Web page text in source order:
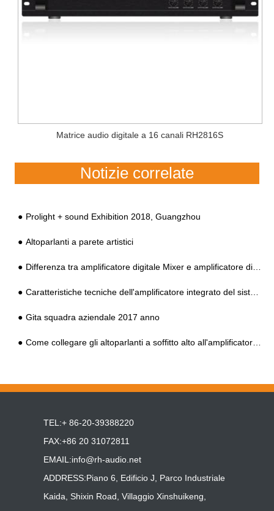
Matrice audio digitale a 16 canali RH2816S
Notizie correlate
Prolight + sound Exhibition 2018, Guangzhou
Altoparlanti a parete artistici
Differenza tra amplificatore digitale Mixer e amplificatore di indirizzo pubblico digitale
Caratteristiche tecniche dell'amplificatore integrato del sistema HIFI PA
Gita squadra aziendale 2017 anno
Come collegare gli altoparlanti a soffitto alto all'amplificatore integrato del sistema PA?
TEL:+ 86-20-39388220
FAX:+86 20 31072811
EMAIL:info@rh-audio.net
ADDRESS:Piano 6, Edificio J, Parco Industriale
Kaida, Shixin Road, Villaggio Xinshuikeng,